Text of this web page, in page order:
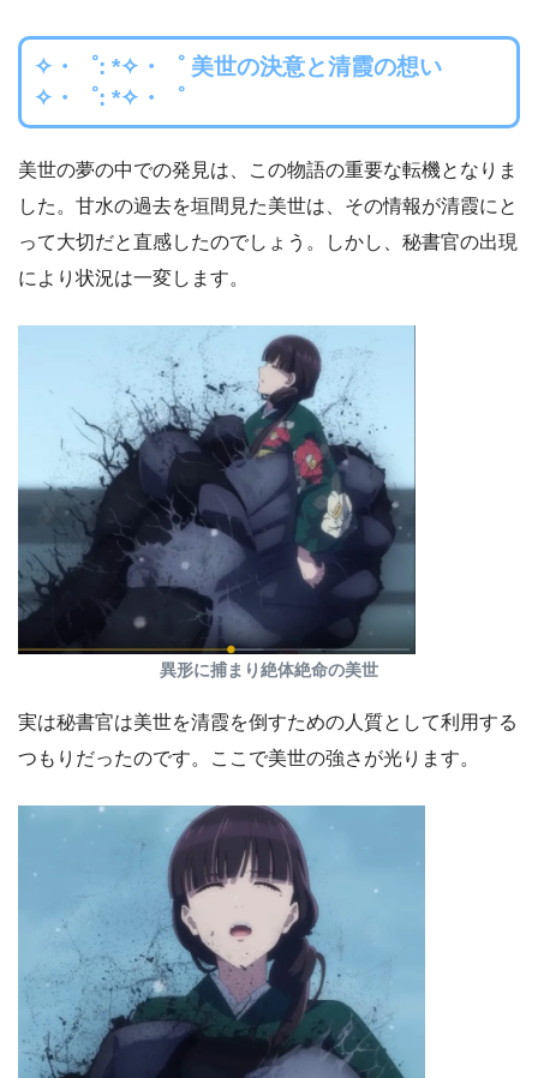
✧・゜: *✧・゜ 美世の決意と清霞の想い
✧・゜: *✧・゜
美世の夢の中での発見は、この物語の重要な転機となりま
した。甘水の過去を垣間見た美世は、その情報が清霞にと
って大切だと直感したのでしょう。しかし、秘書官の出現
により状況は一変します。
異形に捕まり絶体絶命の美世
実は秘書官は美世を清霞を倒すための人質として利用する
つもりだったのです。ここで美世の強さが光ります。